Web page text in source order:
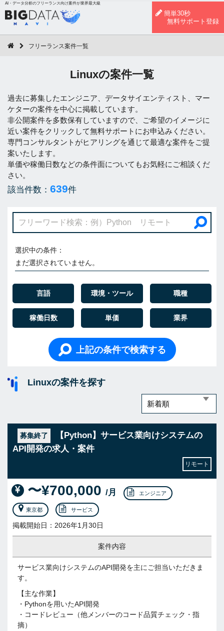
AI・データ分析のフリーランス向け案件が業界最大級
簡単30秒
無料サポート登録
フリーランス案件一覧
Linuxの案件一覧
過去に募集したエンジニア、データサイエンティスト、マー
ケターの案件を中心に掲載しています。
非公開案件を多数保有していますので、ご希望のイメージに
近い案件をクリックして無料サポートにお申込みください。
専門コンサルタントがヒアリングを通じて最適な案件をご提
案いたします。
単価や稼働日数などの条件面についてもお気軽にご相談くだ
さい。
該当件数： 639件
選択中の条件：
まだ選択されていません。
言語 環境・ツール 職種
稼働日数 単価 業界
上記の条件で検索する
Linuxの案件を探す
募集終了
【Python】サービス業向けシステムの
API開発の求人・案件
リモート
〜¥700,000 /月 エンジニア
東京都 サービス
掲載開始日：2026年1月30日
案件内容
サービス業向けシステムのAPI開発を主にご担当いただきま
す。
【主な作業】
・Pythonを用いたAPI開発
・コードレビュー（他メンバーのコード品質チェック・指
摘）